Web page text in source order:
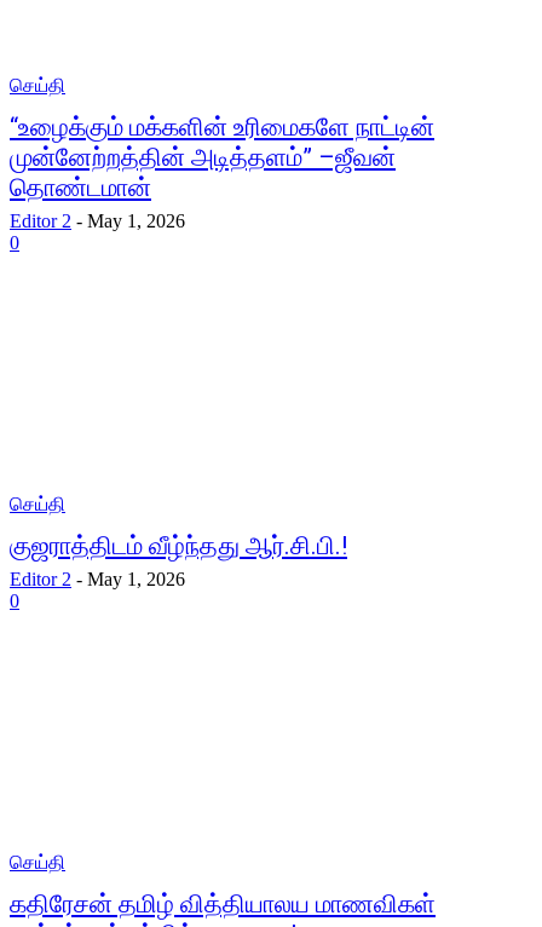
செய்தி
“உழைக்கும் மக்களின் உரிமைகளே நாட்டின்
முன்னேற்றத்தின் அடித்தளம்” –ஜீவன்
தொண்டமான்
Editor 2 - May 1, 2026
0
செய்தி
குஜராத்திடம் வீழ்ந்தது ஆர்.சி.பி.!
Editor 2 - May 1, 2026
0
செய்தி
கதிரேசன் தமிழ் வித்தியாலய மாணவிகள்